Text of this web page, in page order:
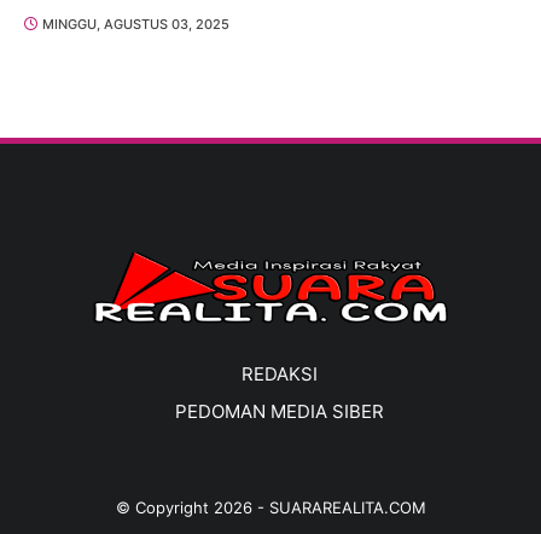
MINGGU, AGUSTUS 03, 2025
REDAKSI
PEDOMAN MEDIA SIBER
© Copyright 2026- SUARAREALITA.COM